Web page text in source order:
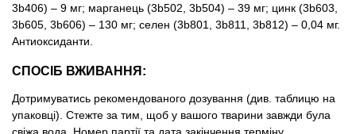
3b406) – 9 мг; марганець (3b502, 3b504) – 39 мг; цинк (3b603,
3b605, 3b606) – 130 мг; селен (3b801, 3b811, 3b812) – 0,04 мг.
Антиоксиданти.
СПОСІБ ВЖИВАННЯ:
Дотримуватись рекомендованого дозування (див. таблицю на
упаковці). Стежте за тим, щоб у вашого тварини завжди була